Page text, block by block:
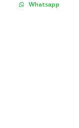
Whatsapp